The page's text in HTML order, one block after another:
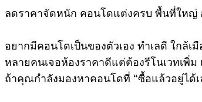
ลดราคาจัดหนัก คอนโดแต่งครบ พื้นที่ใหญ่
อยากมีคอนโดเป็นของตัวเอง ทำเลดี ใกล้เ
หลายคนเจอห้องราคาดีแต่ต้องรีโนเวทเพิ่ม
ถ้าคุณกำลังมองหาคอนโดที่ “ซื้อแล้วอยู่ได้